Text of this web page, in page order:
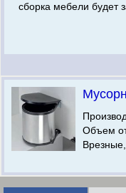
сборка мебели будет
Объем